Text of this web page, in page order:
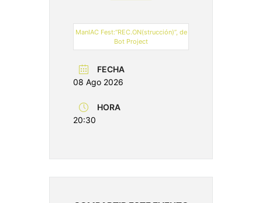
ManIAC Fest:“REC.ON(strucción)”, de
Bot Project
FECHA
08 Ago 2026
HORA
20:30